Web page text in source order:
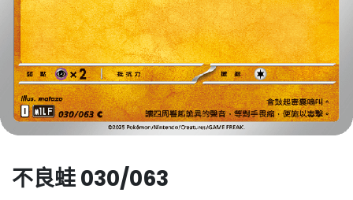
不良蛙 030/063